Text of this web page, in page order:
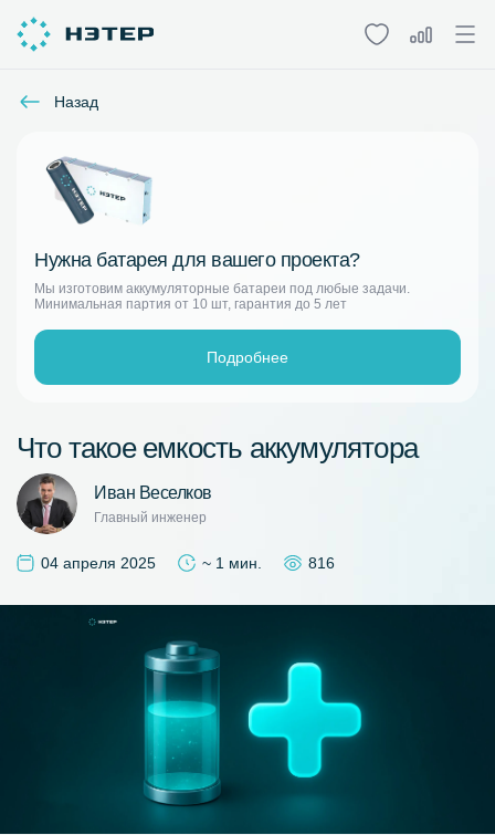
Назад
Нужна батарея для вашего проекта?
Мы изготовим аккумуляторные батареи под любые задачи.
Минимальная партия от 10 шт, гарантия до 5 лет
Подробнее
Что такое емкость аккумулятора
Иван Веселков
Главный инженер
04 апреля 2025 ~ 1 мин. 816